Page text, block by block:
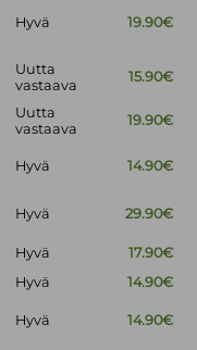
Hyvä 19.90€
Uutta
vastaava
15.90€
Uutta
vastaava
19.90€
Hyvä 14.90€
Hyvä 29.90€
Hyvä
17.90€
Hyvä
14.90€
Hyvä 14.90€